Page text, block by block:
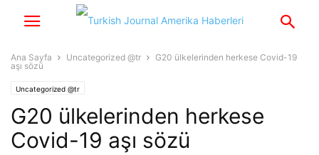
Ana Sayfa Uncategorized @tr
G20 ülkelerinden herkese Covid-19
aşı sözü
Uncategorized @tr
G20 ülkelerinden herkese
Covid-19 aşı sözü